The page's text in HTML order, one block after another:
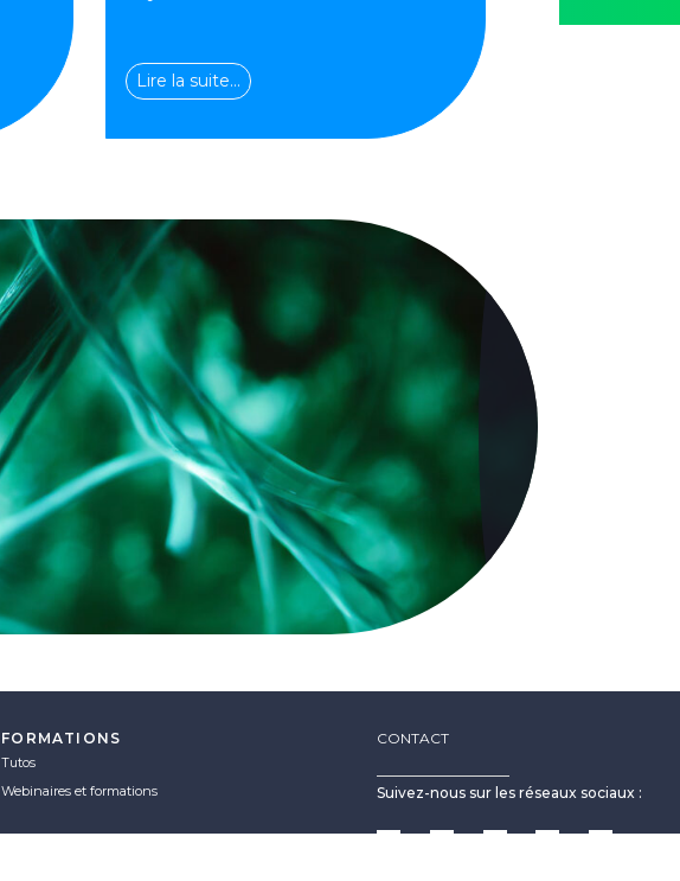
Lire la suite…
FORMATIONS
Tutos
Webinaires et formations
CONTACT
Suivez-nous sur les réseaux sociaux :